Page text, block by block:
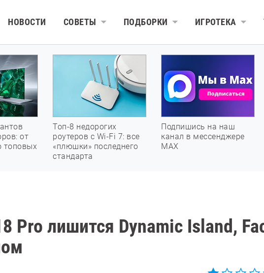
НОВОСТИ СОВЕТЫ ПОДБОРКИ ИГРОТЕКА
от
топовых
Топ-8 недорогих
роутеров с Wi-Fi 7: все
«плюшки» последнего
стандарта
Подпишись на наш
канал в мессенджере
МАХ
Pro лишится Dynamic Island,